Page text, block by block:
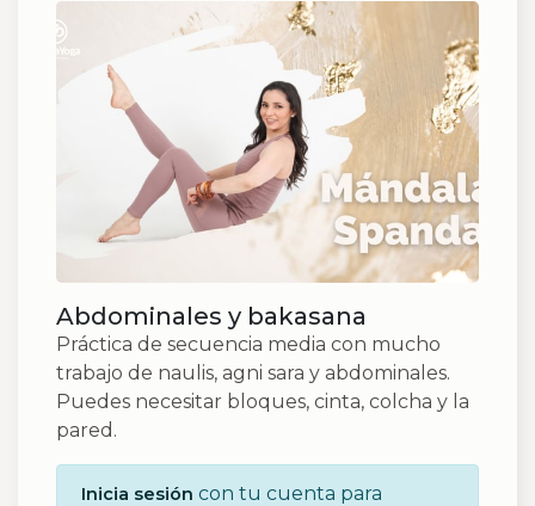
Abdominales y bakasana
Práctica de secuencia media con mucho
trabajo de naulis, agni sara y abdominales.
Puedes necesitar bloques, cinta, colcha y la
pared.
Inicia sesión con tu cuenta para